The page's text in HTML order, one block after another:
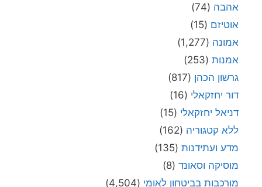
אהבה (74)
אוטיזם (15)
אמונה (1,277)
אמנות (253)
גרשון הכהן (817)
דור יחזקאלי (16)
דניאל יחזקאלי (15)
ללא קטגוריה (162)
מדע ועתידנות (135)
מוסיקה וסאונד (8)
מורכבות בביטחון לאומי (4,504)